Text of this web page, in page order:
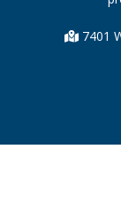
7401